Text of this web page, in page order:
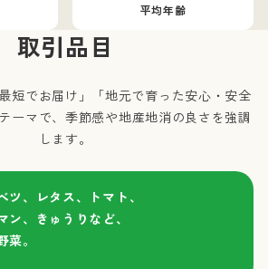
平均年齢
取引品目
短でお届け」「地元で育った安心・安全
ーマで、 季節感や地産地消の良さを強調
します。
ツ、レタス、トマト、
ン、きゅうりなど、
菜。